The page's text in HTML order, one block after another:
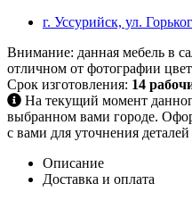
г. Уссурийск, ул.
Внимание: данная мебель в
отличном от фотографии
Срок изготовления: 14
На текущий момент
выбранном вами городе.
с вами для уточнения деталей
Описание
Доставка и оплата